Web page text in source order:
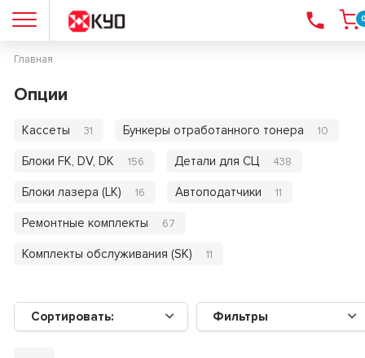
Главная
Опции
Кассеты 31 Бункеры отработанного тонера 10
Блоки FK, DV, DK 156 Детали для СЦ 438
Блоки лазера (LK) 16 Автоподатчики 11
Ремонтные комплекты 67
Комплекты обслуживания (SK) 11
Сортировать: Фильтры